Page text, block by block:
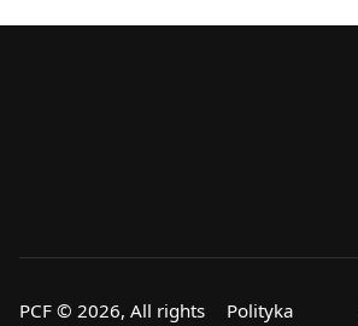
PCF © 2026, All rights
Polityka